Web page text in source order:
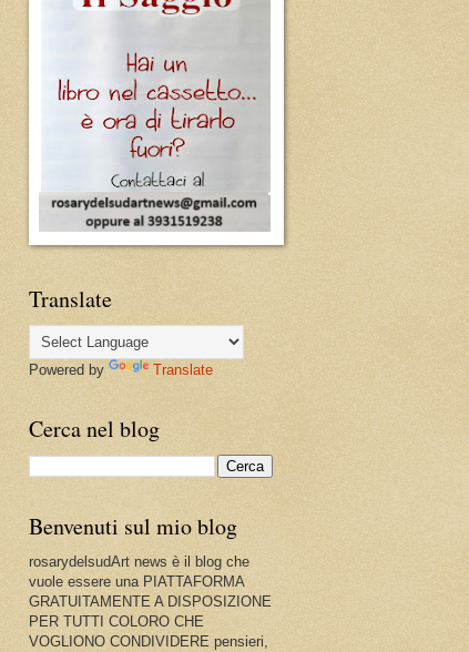
Translate
Powered by Translate
Cerca nel blog
Benvenuti sul mio blog
rosarydelsudArt news è il blog che
vuole essere una PIATTAFORMA
GRATUITAMENTE A DISPOSIZIONE
PER TUTTI COLORO CHE
VOGLIONO CONDIVIDERE pensieri,